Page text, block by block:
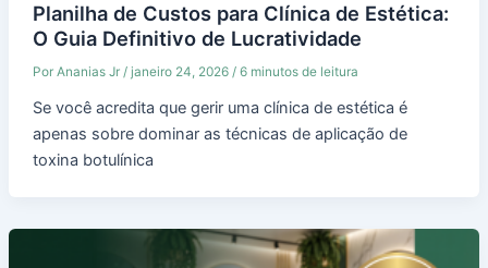
Planilha de Custos para Clínica de Estética:
O Guia Definitivo de Lucratividade
Por Ananias Jr / janeiro 24, 2026 / 6 minutos de leitura
Se você acredita que gerir uma clínica de estética é
apenas sobre dominar as técnicas de aplicação de
toxina botulínica